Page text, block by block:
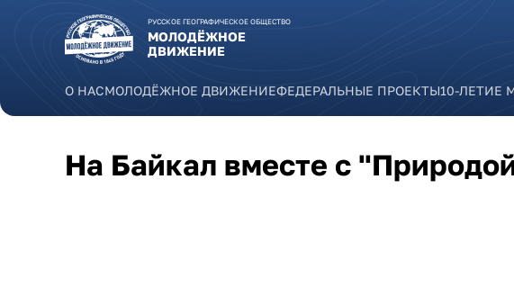
РУССКОЕ ГЕОГРАФИЧЕСКОЕ ОБЩЕСТВО
МОЛОДЁЖНОЕ
ДВИЖЕНИЕ
О НАСМОЛОДЁЖНОЕ ДВИЖЕНИЕФЕДЕРАЛЬНЫЕ ПРОЕКТЫ10-ЛЕТИЕ
На Байкал вместе с